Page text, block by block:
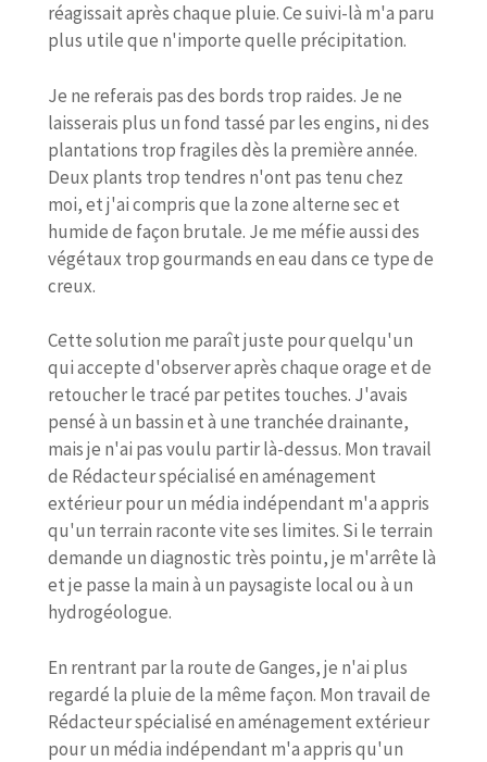
réagissait après chaque pluie. Ce suivi-là m'a paru
plus utile que n'importe quelle précipitation.
Je ne referais pas des bords trop raides. Je ne
laisserais plus un fond tassé par les engins, ni des
plantations trop fragiles dès la première année.
Deux plants trop tendres n'ont pas tenu chez
moi, et j'ai compris que la zone alterne sec et
humide de façon brutale. Je me méfie aussi des
végétaux trop gourmands en eau dans ce type de
creux.
Cette solution me paraît juste pour quelqu'un
qui accepte d'observer après chaque orage et de
retoucher le tracé par petites touches. J'avais
pensé à un bassin et à une tranchée drainante,
mais je n'ai pas voulu partir là-dessus. Mon travail
de Rédacteur spécialisé en aménagement
extérieur pour un média indépendant m'a appris
qu'un terrain raconte vite ses limites. Si le terrain
demande un diagnostic très pointu, je m'arrête là
et je passe la main à un paysagiste local ou à un
hydrogéologue.
En rentrant par la route de Ganges, je n'ai plus
regardé la pluie de la même façon. Mon travail de
Rédacteur spécialisé en aménagement extérieur
pour un média indépendant m'a appris qu'un